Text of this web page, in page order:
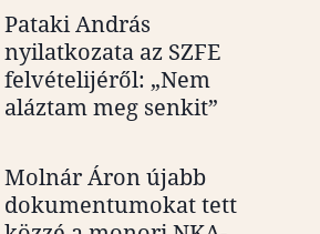
Pataki András
nyilatkozata az SZFE
felvételijéről: „Nem
aláztam meg senkit”
Molnár Áron újabb
dokumentumokat tett